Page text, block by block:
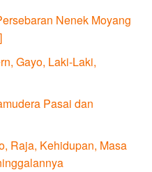
Nenek Moyang
Gayo, Laki-Laki,
Pasai dan
Raja, Kehidupan, Masa